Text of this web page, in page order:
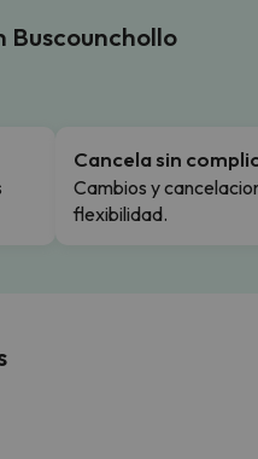
Buscounchollo
Cancela sin
Cambios y
flexibilidad.